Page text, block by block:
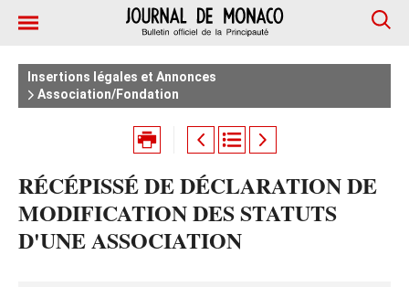
Insertions légales et Annonces
Association/Fondation
RÉCÉPISSÉ DE DÉCLARATION DE
MODIFICATION DES STATUTS
D'UNE ASSOCIATION